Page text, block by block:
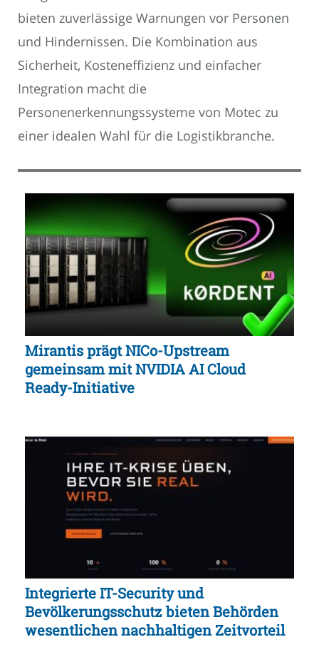
bieten zuverlässige Warnungen vor Personen
und Hindernissen. Die Kombination aus
Sicherheit, Kosteneffizienz und einfacher
Integration macht die
Personenerkennungssysteme von Motec zu
einer idealen Wahl für die Logistikbranche.
Mirantis prägt NICo-Upstream
gemeinsam mit NVIDIA AI Cloud
Ready-Initiative
Integrierte IT-Security und
Bevölkerungsschutz bieten Behörden
wesentlichen nachhaltigen Zeitvorteil